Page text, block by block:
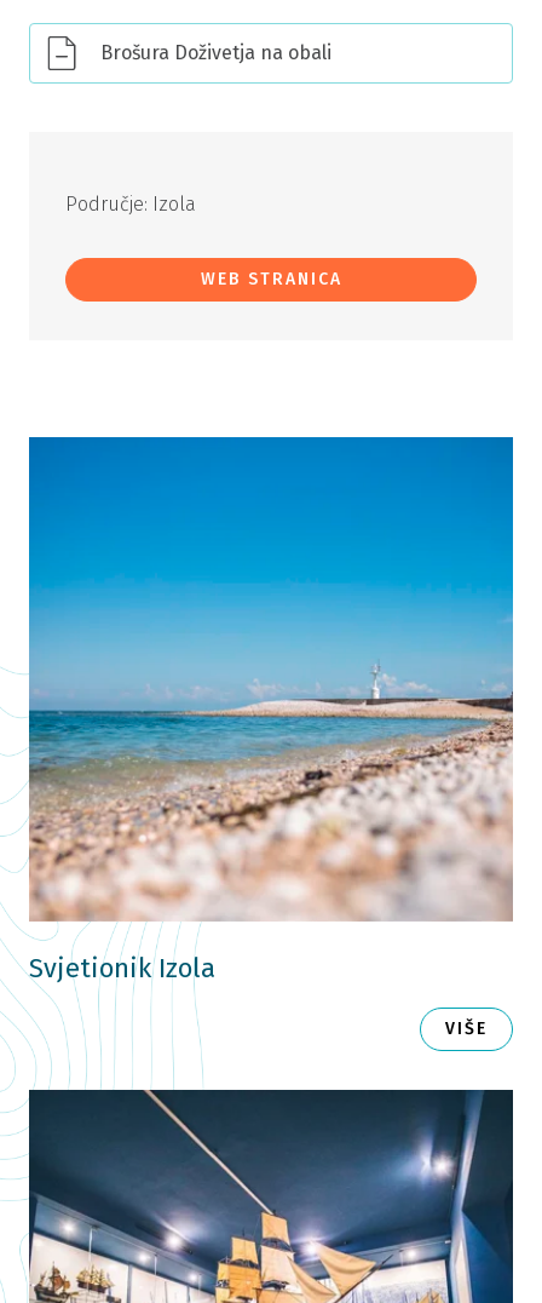
Brošura Doživetja na obali
Područje: Izola
WEB STRANICA
Svjetionik Izola
VIŠE